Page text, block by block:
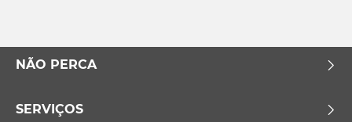
NÃO PERCA
SERVIÇOS